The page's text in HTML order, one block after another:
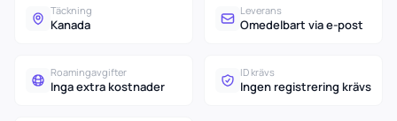
Täckning
Kanada
Leverans
Omedelbart via e-post
Roamingavgifter
Inga extra kostnader
ID krävs
Ingen registrering krävs